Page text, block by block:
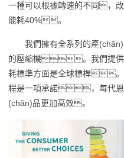
一種可以根據轉速的不同
能耗40%。
我們擁有全系列的產
的壓縮機。我們提供
耗標準方面是全球標桿。
程是一項承諾，每代恩
(chǎn)品更加高效。